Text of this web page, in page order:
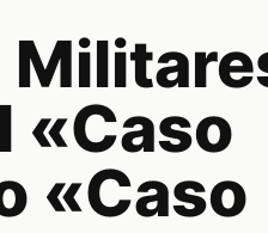
«Caso
«Caso